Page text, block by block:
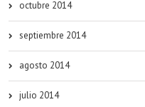
octubre 2014
septiembre 2014
agosto 2014
julio 2014